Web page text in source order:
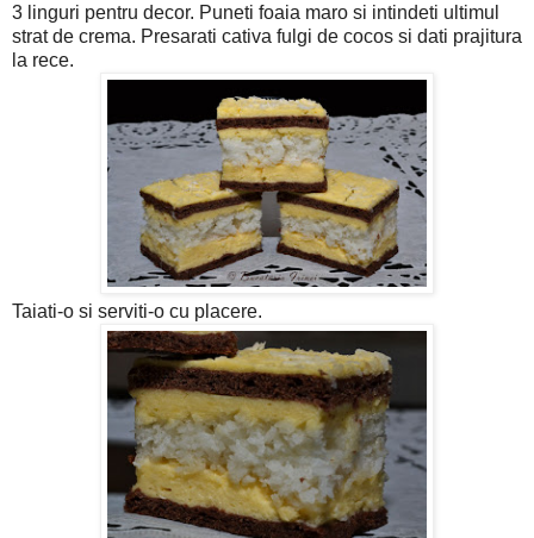
3 linguri pentru decor. Puneti foaia maro si intindeti ultimul
strat de crema. Presarati cativa fulgi de cocos si dati prajitura
la rece.
Taiati-o si serviti-o cu placere.